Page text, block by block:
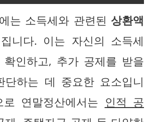
는 소득세와 관련된 상환액
니다. 이는 자신의 소득세
확인하고, 추가 공제를 받을
단하는 데 중요한 요소입니
연말정산에서는 인적 공